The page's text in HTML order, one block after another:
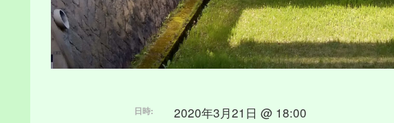
日時: 2020年3月21日 @ 18:00